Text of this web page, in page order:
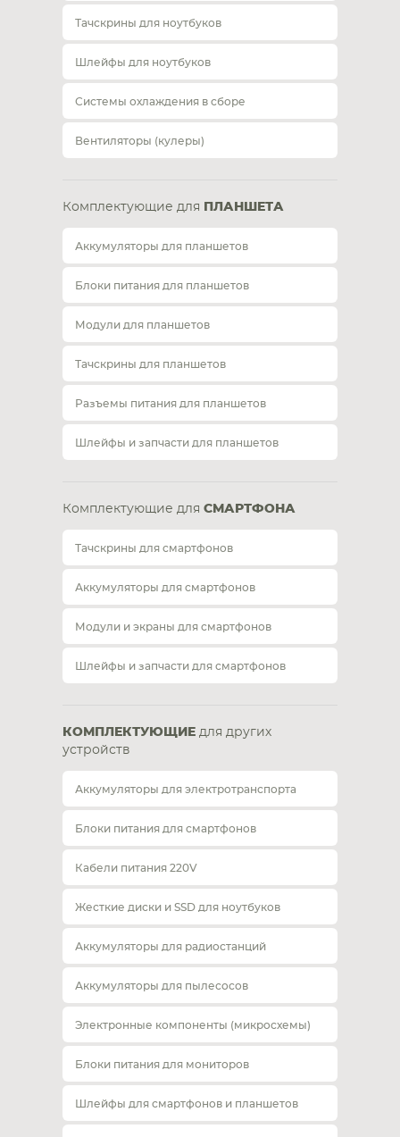
Тачскрины для ноутбуков
Шлейфы для ноутбуков
Системы охлаждения в сборе
Вентиляторы (кулеры)
Комплектующие для ПЛАНШЕТА
Аккумуляторы для планшетов
Блоки питания для планшетов
Модули для планшетов
Тачскрины для планшетов
Разъемы питания для планшетов
Шлейфы и запчасти для планшетов
Комплектующие для СМАРТФОНА
Тачскрины для смартфонов
Аккумуляторы для смартфонов
Модули и экраны для смартфонов
Шлейфы и запчасти для смартфонов
КОМПЛЕКТУЮЩИЕ для других
устройств
Аккумуляторы для электротранспорта
Блоки питания для смартфонов
Кабели питания 220V
Жесткие диски и SSD для ноутбуков
Аккумуляторы для радиостанций
Аккумуляторы для пылесосов
Электронные компоненты (микросхемы)
Блоки питания для мониторов
Шлейфы для смартфонов и планшетов